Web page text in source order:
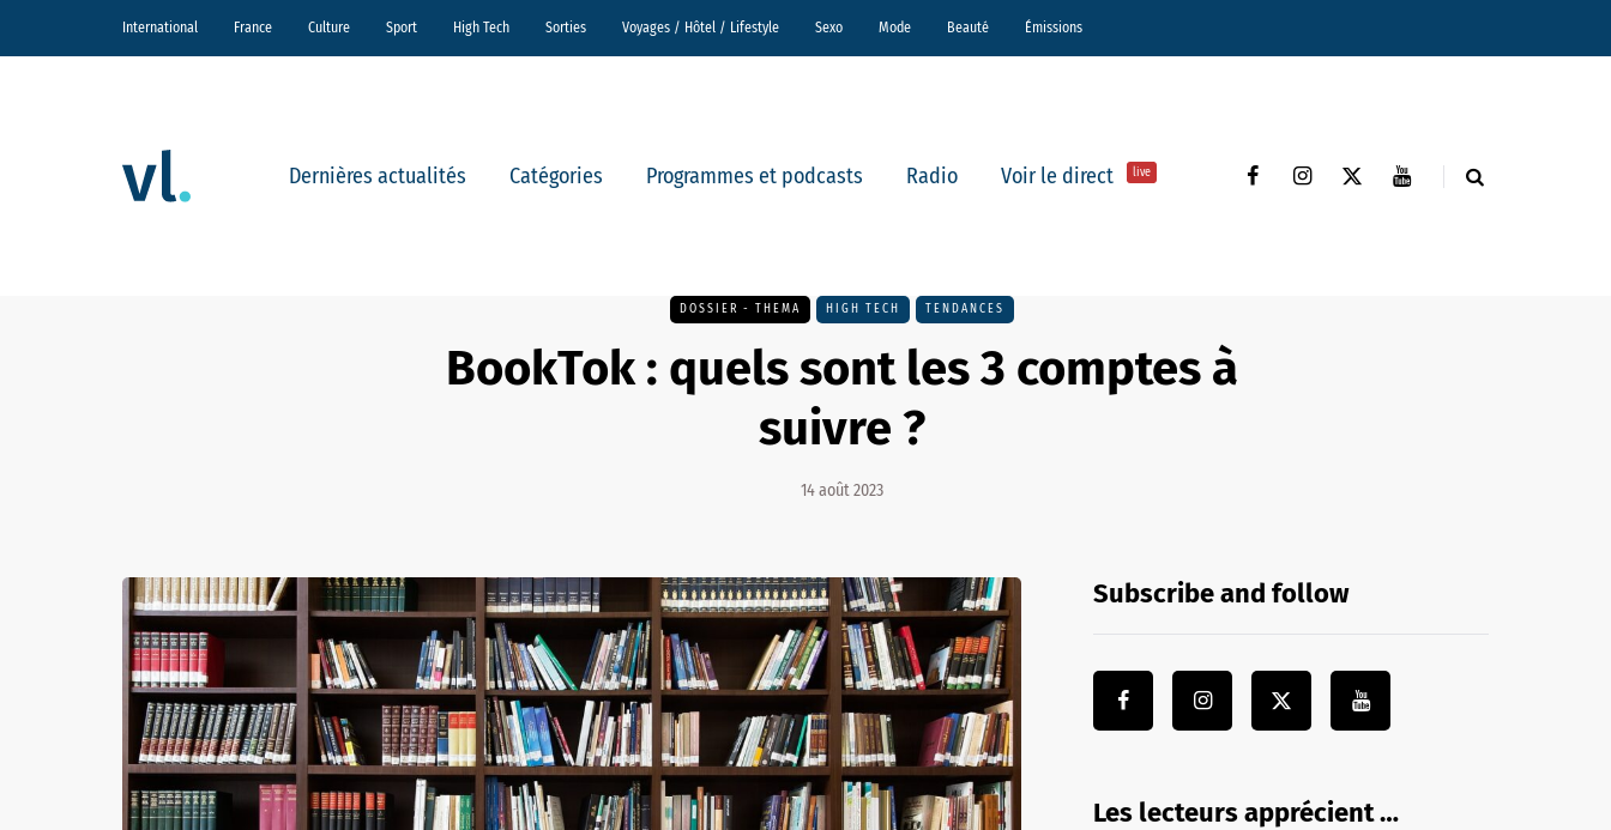
International France Culture Sport High Tech Sorties Voyages / Hôtel / Lifestyle Sexo Mode Beauté Émissions
Dernières actualités Catégories Programmes et podcasts Radio Voir le direct live
DOSSIER - THEMA HIGH TECH TENDANCES
BookTok : quels sont les 3 comptes à
suivre ?
14 août 2023
Subscribe and follow
Les lecteurs apprécient …